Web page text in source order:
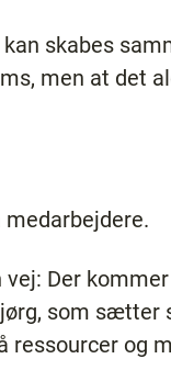
skabes
men at det
Der
som
ressourcer og